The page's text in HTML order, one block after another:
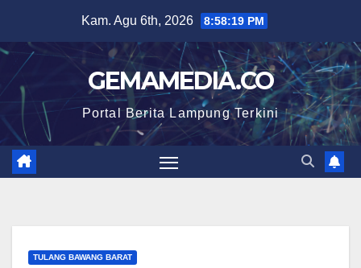
content
Kam. Agu 6th, 2026 8:58:20 PM
GEMAMEDIA.CO
Portal Berita Lampung Terkini
TULANG BAWANG BARAT